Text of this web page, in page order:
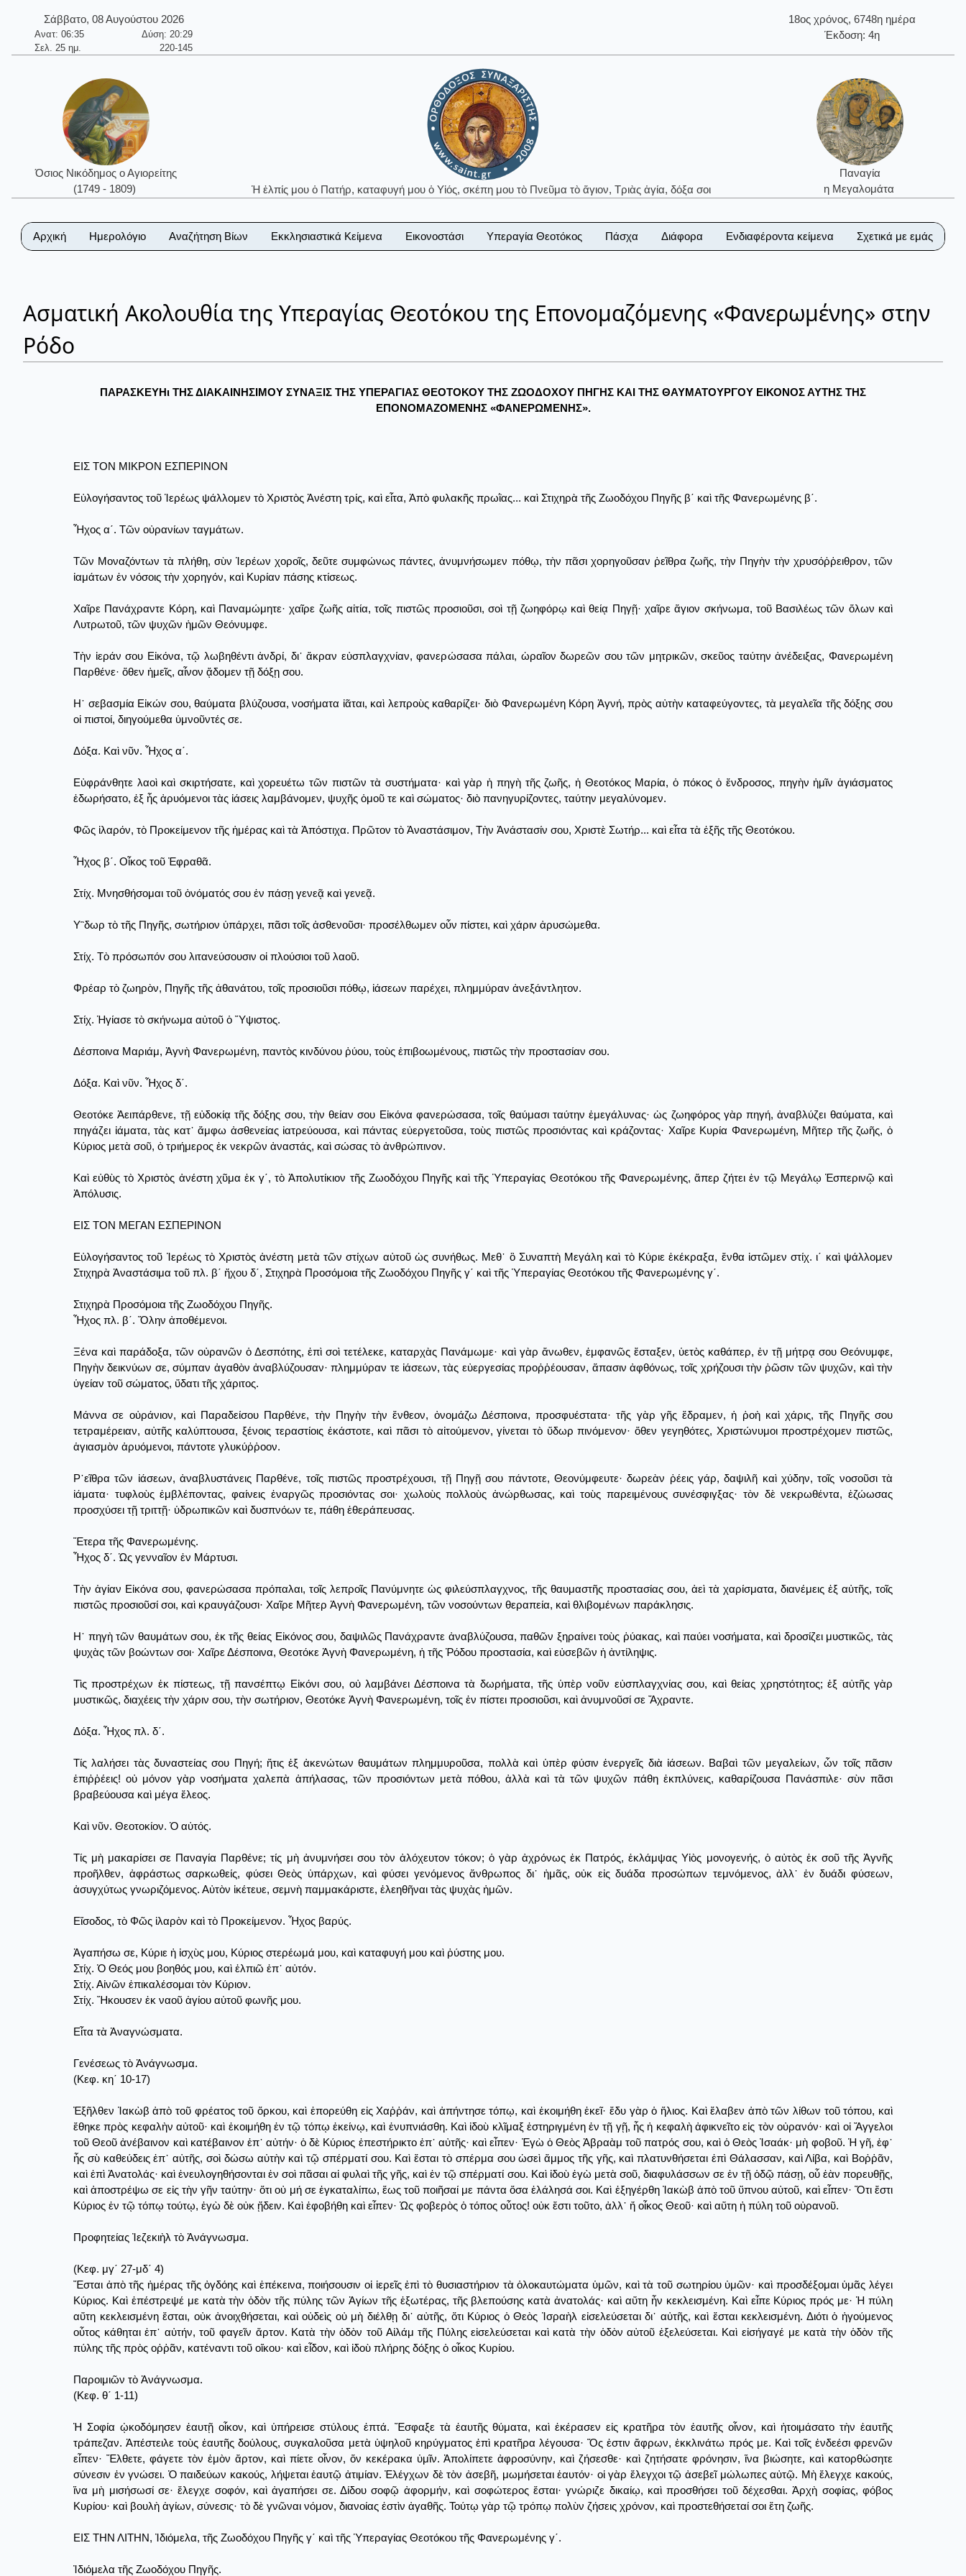
Σάββατο, 08 Αυγούστου 2026
Ανατ: 06:35
Δύση: 20:29
Σελ. 25 ημ.
220-145
18ος χρόνος, 6748η ημέρα
Έκδοση: 4η
Όσιος Νικόδημος ο Αγιορείτης
(1749 - 1809)
Ἡ ἐλπίς μου ὁ Πατήρ, καταφυγή μου ὁ Υἱός, σκέπη μου τὸ Πνεῦμα τὸ ἅγιον, Τριὰς ἁγία, δόξα σοι
Παναγία
η Μεγαλομάτα
Αρχική Ημερολόγιο Αναζήτηση Βίων Εκκλησιαστικά Κείμενα Εικονοστάσι Υπεραγία Θεοτόκος Πάσχα Διάφορα Ενδιαφέροντα κείμενα Σχετικά με εμάς
Ασματική Ακολουθία της Υπεραγίας Θεοτόκου της Επονομαζόμενης «Φανερωμένης» στην
Ρόδο
ΠΑΡΑΣΚΕΥΗι ΤΗΣ ΔΙΑΚΑΙΝΗΣΙΜΟΥ ΣΥΝΑΞΙΣ ΤΗΣ ΥΠΕΡΑΓΙΑΣ ΘΕΟΤΟΚΟΥ ΤΗΣ ΖΩΟΔΟΧΟΥ ΠΗΓΗΣ ΚΑΙ ΤΗΣ ΘΑΥΜΑΤΟΥΡΓΟΥ ΕΙΚΟΝΟΣ ΑΥΤΗΣ ΤΗΣ
ΕΠΟΝΟΜΑΖΟΜΕΝΗΣ «ΦΑΝΕΡΩΜΕΝΗΣ».
ΕΙΣ ΤΟΝ ΜΙΚΡΟΝ ΕΣΠΕΡΙΝΟΝ
Εὐλογήσαντος τοῦ Ἱερέως ψάλλομεν τὸ Χριστὸς Ἀνέστη τρίς, καὶ εἶτα, Ἀπὸ φυλακῆς πρωῒας... καὶ Στιχηρὰ τῆς Ζωοδόχου Πηγῆς β΄ καὶ τῆς Φανερωμένης β΄.
Ἦχος α΄. Τῶν οὐρανίων ταγμάτων.
Τῶν Μοναζόντων τὰ πλήθη, σὺν Ἱερέων χοροῖς, δεῦτε συμφώνως πάντες, ἀνυμνήσωμεν πόθῳ, τὴν πᾶσι χορηγοῦσαν ῥεῖθρα ζωῆς, τὴν Πηγὴν τὴν χρυσόῤῥειθρον, τῶν
ἰαμάτων ἐν νόσοις τὴν χορηγόν, καὶ Κυρίαν πάσης κτίσεως.
Χαῖρε Πανάχραντε Κόρη, καὶ Παναμώμητε· χαῖρε ζωῆς αἰτία, τοῖς πιστῶς προσιοῦσι, σοὶ τῇ ζωηφόρῳ καὶ θείᾳ Πηγῇ· χαῖρε ἅγιον σκήνωμα, τοῦ Βασιλέως τῶν ὅλων καὶ
Λυτρωτοῦ, τῶν ψυχῶν ἡμῶν Θεόνυμφε.
Τὴν ἱεράν σου Εἰκόνα, τῷ λωβηθέντι ἀνδρί, δι᾿ ἄκραν εὐσπλαγχνίαν, φανερώσασα πάλαι, ὡραῖον δωρεῶν σου τῶν μητρικῶν, σκεῦος ταύτην ἀνέδειξας, Φανερωμένη
Παρθένε· ὅθεν ἡμεῖς, αἶνον ᾄδομεν τῇ δόξῃ σου.
Η῾ σεβασμία Εἰκών σου, θαύματα βλύζουσα, νοσήματα ἰᾶται, καὶ λεπροὺς καθαρίζει· διὸ Φανερωμένη Κόρη Ἁγνή, πρὸς αὐτὴν καταφεύγοντες, τὰ μεγαλεῖα τῆς δόξης σου
οἱ πιστοί, διηγούμεθα ὑμνοῦντές σε.
Δόξα. Καὶ νῦν. Ἦχος α΄.
Εὐφράνθητε λαοὶ καὶ σκιρτήσατε, καὶ χορευέτω τῶν πιστῶν τὰ συστήματα· καὶ γὰρ ἡ πηγὴ τῆς ζωῆς, ἡ Θεοτόκος Μαρία, ὁ πόκος ὁ ἔνδροσος, πηγὴν ἡμῖν ἁγιάσματος
ἐδωρήσατο, ἐξ ἧς ἀρυόμενοι τὰς ἰάσεις λαμβάνομεν, ψυχῆς ὁμοῦ τε καὶ σώματος· διὸ πανηγυρίζοντες, ταύτην μεγαλύνομεν.
Φῶς ἱλαρόν, τὸ Προκείμενον τῆς ἡμέρας καὶ τὰ Ἀπόστιχα. Πρῶτον τὸ Ἀναστάσιμον, Τὴν Ἀνάστασίν σου, Χριστὲ Σωτήρ... καὶ εἶτα τὰ ἑξῆς τῆς Θεοτόκου.
Ἦχος β΄. Οἶκος τοῦ Ἐφραθᾶ.
Στίχ. Μνησθήσομαι τοῦ ὀνόματός σου ἐν πάσῃ γενεᾷ καὶ γενεᾷ.
Υ῝δωρ τὸ τῆς Πηγῆς, σωτήριον ὑπάρχει, πᾶσι τοῖς ἀσθενοῦσι· προσέλθωμεν οὖν πίστει, καὶ χάριν ἀρυσώμεθα.
Στίχ. Τὸ πρόσωπόν σου λιτανεύσουσιν οἱ πλούσιοι τοῦ λαοῦ.
Φρέαρ τὸ ζωηρὸν, Πηγῆς τῆς ἀθανάτου, τοῖς προσιοῦσι πόθῳ, ἰάσεων παρέχει, πλημμύραν ἀνεξάντλητον.
Στίχ. Ἡγίασε τὸ σκήνωμα αὐτοῦ ὁ Ὕψιστος.
Δέσποινα Μαριάμ, Ἁγνὴ Φανερωμένη, παντὸς κινδύνου ῥύου, τοὺς ἐπιβοωμένους, πιστῶς τὴν προστασίαν σου.
Δόξα. Καὶ νῦν. Ἦχος δ΄.
Θεοτόκε Ἀειπάρθενε, τῇ εὐδοκίᾳ τῆς δόξης σου, τὴν θείαν σου Εἰκόνα φανερώσασα, τοῖς θαύμασι ταύτην ἐμεγάλυνας· ὡς ζωηφόρος γὰρ πηγή, ἀναβλύζει θαύματα, καὶ
πηγάζει ἰάματα, τὰς κατ᾿ ἄμφω ἀσθενείας ἰατρεύουσα, καὶ πάντας εὐεργετοῦσα, τοὺς πιστῶς προσιόντας καὶ κράζοντας· Χαῖρε Κυρία Φανερωμένη, Μῆτερ τῆς ζωῆς, ὁ
Κύριος μετὰ σοῦ, ὀ τριήμερος ἐκ νεκρῶν ἀναστάς, καὶ σώσας τὸ ἀνθρώπινον.
Καὶ εὐθὺς τὸ Χριστὸς ἀνέστη χῦμα ἐκ γ΄, τὸ Ἀπολυτίκιον τῆς Ζωοδόχου Πηγῆς καὶ τῆς Ὑπεραγίας Θεοτόκου τῆς Φανερωμένης, ἅπερ ζήτει ἐν τῷ Μεγάλῳ Ἑσπερινῷ καὶ
Ἀπόλυσις.
ΕΙΣ ΤΟΝ ΜΕΓΑΝ ΕΣΠΕΡΙΝΟΝ
Εὐλογήσαντος τοῦ Ἱερέως τὸ Χριστὸς ἀνέστη μετὰ τῶν στίχων αὐτοῦ ὡς συνήθως. Μεθ᾿ ὃ Συναπτὴ Μεγάλη καὶ τὸ Κύριε ἐκέκραξα, ἔνθα ἱστῶμεν στίχ. ι΄ καὶ ψάλλομεν
Στιχηρὰ Ἀναστάσιμα τοῦ πλ. β΄ ἤχου δ΄, Στιχηρὰ Προσόμοια τῆς Ζωοδόχου Πηγῆς γ΄ καὶ τῆς Ὑπεραγίας Θεοτόκου τῆς Φανερωμένης γ΄.
Στιχηρὰ Προσόμοια τῆς Ζωοδόχου Πηγῆς.
Ἦχος πλ. β΄. Ὅλην ἀποθέμενοι.
Ξένα καὶ παράδοξα, τῶν οὐρανῶν ὁ Δεσπότης, ἐπὶ σοὶ τετέλεκε, καταρχὰς Πανάμωμε· καὶ γὰρ ἄνωθεν, ἐμφανῶς ἔσταξεν, ὑετὸς καθάπερ, ἐν τῇ μήτρᾳ σου Θεόνυμφε,
Πηγὴν δεικνύων σε, σύμπαν ἀγαθὸν ἀναβλύζουσαν· πλημμύραν τε ἰάσεων, τὰς εὐεργεσίας προῤῥέουσαν, ἅπασιν ἀφθόνως, τοῖς χρήζουσι τὴν ῥῶσιν τῶν ψυχῶν, καὶ τὴν
ὑγείαν τοῦ σώματος, ὕδατι τῆς χάριτος.
Μάννα σε οὐράνιον, καὶ Παραδείσου Παρθένε, τὴν Πηγὴν τὴν ἔνθεον, ὀνομάζω Δέσποινα, προσφυέστατα· τῆς γὰρ γῆς ἔδραμεν, ἡ ῥοὴ καὶ χάρις, τῆς Πηγῆς σου
τετραμέρειαν, αὐτῆς καλύπτουσα, ξένοις τεραστίοις ἑκάστοτε, καὶ πᾶσι τὸ αἰτούμενον, γίνεται τὸ ὕδωρ πινόμενον· ὅθεν γεγηθότες, Χριστώνυμοι προστρέχομεν πιστῶς,
ἁγιασμὸν ἀρυόμενοι, πάντοτε γλυκύῤῥοον.
Ρ῾εῖθρα τῶν ἰάσεων, ἀναβλυστάνεις Παρθένε, τοῖς πιστῶς προστρέχουσι, τῇ Πηγῇ σου πάντοτε, Θεονύμφευτε· δωρεὰν ῥέεις γάρ, δαψιλῆ καὶ χύδην, τοῖς νοσοῦσι τὰ
ἰάματα· τυφλοὺς ἐμβλέποντας, φαίνεις ἐναργῶς προσιόντας σοι· χωλοὺς πολλοὺς ἀνώρθωσας, καὶ τοὺς παρειμένους συνέσφιγξας· τὸν δὲ νεκρωθέντα, ἐζώωσας
προσχύσει τῇ τριττῇ· ὑδρωπικῶν καὶ δυσπνόων τε, πάθη ἐθεράπευσας.
Ἕτερα τῆς Φανερωμένης.
Ἦχος δ΄. Ὡς γενναῖον ἐν Μάρτυσι.
Τὴν ἁγίαν Εἰκόνα σου, φανερώσασα πρόπαλαι, τοῖς λεπροῖς Πανύμνητε ὡς φιλεύσπλαγχνος, τῆς θαυμαστῆς προστασίας σου, ἀεὶ τὰ χαρίσματα, διανέμεις ἐξ αὐτῆς, τοῖς
πιστῶς προσιοῦσί σοι, καὶ κραυγάζουσι· Χαῖρε Μῆτερ Ἁγνὴ Φανερωμένη, τῶν νοσούντων θεραπεία, καὶ θλιβομένων παράκλησις.
Η῾ πηγὴ τῶν θαυμάτων σου, ἐκ τῆς θείας Εἰκόνος σου, δαψιλῶς Πανάχραντε ἀναβλύζουσα, παθῶν ξηραίνει τοὺς ῥύακας, καὶ παύει νοσήματα, καὶ δροσίζει μυστικῶς, τὰς
ψυχὰς τῶν βοώντων σοι· Χαῖρε Δέσποινα, Θεοτόκε Ἁγνὴ Φανερωμένη, ἡ τῆς Ῥόδου προστασία, καὶ εὐσεβῶν ἡ ἀντίληψις.
Τὶς προστρέχων ἐκ πίστεως, τῇ πανσέπτῳ Εἰκόνι σου, οὐ λαμβάνει Δέσποινα τὰ δωρήματα, τῆς ὑπὲρ νοῦν εὐσπλαγχνίας σου, καὶ θείας χρηστότητος; ἐξ αὐτῆς γὰρ
μυστικῶς, διαχέεις τὴν χάριν σου, τὴν σωτήριον, Θεοτόκε Ἁγνὴ Φανερωμένη, τοῖς ἐν πίστει προσιοῦσι, καὶ ἀνυμνοῦσί σε Ἄχραντε.
Δόξα. Ἦχος πλ. δ΄.
Τίς λαλήσει τὰς δυναστείας σου Πηγή; ἥτις ἐξ ἀκενώτων θαυμάτων πλημμυροῦσα, πολλὰ καὶ ὑπὲρ φύσιν ἐνεργεῖς διὰ ἰάσεων. Βαβαὶ τῶν μεγαλείων, ὧν τοῖς πᾶσιν
ἐπιῤῥέεις! οὐ μόνον γὰρ νοσήματα χαλεπὰ ἀπήλασας, τῶν προσιόντων μετὰ πόθου, ἀλλὰ καὶ τὰ τῶν ψυχῶν πάθη ἐκπλύνεις, καθαρίζουσα Πανάσπιλε· σὺν πᾶσι
βραβεύουσα καὶ μέγα ἔλεος.
Καὶ νῦν. Θεοτοκίον. Ὁ αὐτός.
Τίς μὴ μακαρίσει σε Παναγία Παρθένε; τίς μὴ ἀνυμνήσει σου τὸν ἀλόχευτον τόκον; ὁ γὰρ ἀχρόνως ἐκ Πατρός, ἐκλάμψας Υἱὸς μονογενής, ὁ αὐτὸς ἐκ σοῦ τῆς Ἁγνῆς
προῆλθεν, ἀφράστως σαρκωθείς, φύσει Θεὸς ὑπάρχων, καὶ φύσει γενόμενος ἄνθρωπος δι᾿ ἡμᾶς, οὐκ εἰς δυάδα προσώπων τεμνόμενος, ἀλλ᾿ ἐν δυάδι φύσεων,
ἀσυγχύτως γνωριζόμενος. Αὐτὸν ἱκέτευε, σεμνὴ παμμακάριστε, ἐλεηθῆναι τὰς ψυχὰς ἡμῶν.
Εἴσοδος, τὸ Φῶς ἱλαρὸν καὶ τὸ Προκείμενον. Ἦχος βαρύς.
Ἀγαπήσω σε, Κύριε ἡ ἰσχὺς μου, Κύριος στερέωμά μου, καὶ καταφυγή μου καὶ ῥύστης μου.
Στίχ. Ὁ Θεός μου βοηθός μου, καὶ ἐλπιῶ ἐπ᾿ αὐτόν.
Στίχ. Αἰνῶν ἐπικαλέσομαι τὸν Κύριον.
Στίχ. Ἤκουσεν ἐκ ναοῦ ἁγίου αὑτοῦ φωνῆς μου.
Εἶτα τὰ Ἀναγνώσματα.
Γενέσεως τὸ Ἀνάγνωσμα.
(Κεφ. κη΄ 10-17)
Ἐξῆλθεν Ἰακὼβ ἀπὸ τοῦ φρέατος τοῦ ὅρκου, καὶ ἐπορεύθη εἰς Χαῤῥάν, καὶ ἀπήντησε τόπῳ, καὶ ἐκοιμήθη ἐκεῖ· ἔδυ γὰρ ὁ ἥλιος. Καὶ ἔλαβεν ἀπὸ τῶν λίθων τοῦ τόπου, καὶ
ἔθηκε πρὸς κεφαλὴν αὐτοῦ· καὶ ἐκοιμήθη ἐν τῷ τόπῳ ἐκείνῳ, καὶ ἐνυπνιάσθη. Καὶ ἰδοὺ κλῖμαξ ἐστηριγμένη ἐν τῇ γῇ, ἧς ἡ κεφαλὴ ἀφικνεῖτο εἰς τὸν οὐρανόν· καὶ οἱ Ἄγγελοι
τοῦ Θεοῦ ἀνέβαινον καὶ κατέβαινον ἐπ᾿ αὐτήν· ὁ δὲ Κύριος ἐπεστήρικτο ἐπ᾿ αὐτῆς· καὶ εἶπεν· Ἐγὼ ὁ Θεὸς Ἀβραὰμ τοῦ πατρός σου, καὶ ὁ Θεὸς Ἰσαάκ· μὴ φοβοῦ. Ἡ γῆ, ἐφ᾿
ἧς σὺ καθεύδεις ἐπ᾿ αὐτῆς, σοὶ δώσω αὐτὴν καὶ τῷ σπέρματί σου. Καὶ ἔσται τὸ σπέρμα σου ὡσεὶ ἄμμος τῆς γῆς, καὶ πλατυνθήσεται ἐπὶ Θάλασσαν, καὶ Λίβα, καὶ Βοῤῥᾶν,
καὶ ἐπὶ Ἀνατολάς· καὶ ἐνευλογηθήσονται ἐν σοὶ πᾶσαι αἱ φυλαὶ τῆς γῆς, καὶ ἐν τῷ σπέρματί σου. Καὶ ἰδοὺ ἐγὼ μετὰ σοῦ, διαφυλάσσων σε ἐν τῇ ὁδῷ πάσῃ, οὗ ἐὰν πορευθῇς,
καὶ ἀποστρέψω σε εἰς τὴν γῆν ταύτην· ὅτι οὐ μή σε ἐγκαταλίπω, ἕως τοῦ ποιῆσαί με πάντα ὅσα ἐλάλησά σοι. Καὶ ἐξηγέρθη Ἰακὼβ ἀπὸ τοῦ ὕπνου αὐτοῦ, καὶ εἶπεν· Ὅτι ἔστι
Κύριος ἐν τῷ τόπῳ τούτῳ, ἐγὼ δὲ οὐκ ᾔδειν. Καὶ ἐφοβήθη καὶ εἶπεν· Ὡς φοβερὸς ὁ τόπος οὗτος! οὐκ ἔστι τοῦτο, ἀλλ᾿ ἤ οἶκος Θεοῦ· καὶ αὕτη ἡ πύλη τοῦ οὐρανοῦ.
Προφητείας Ἰεζεκιὴλ τὸ Ἀνάγνωσμα.
(Κεφ. μγ΄ 27-μδ΄ 4)
Ἔσται ἀπὸ τῆς ἡμέρας τῆς ὀγδόης καὶ ἐπέκεινα, ποιήσουσιν οἱ ἱερεῖς ἐπὶ τὸ θυσιαστήριον τὰ ὁλοκαυτώματα ὑμῶν, καὶ τὰ τοῦ σωτηρίου ὑμῶν· καὶ προσδέξομαι ὑμᾶς λέγει
Κύριος. Καὶ ἐπέστρεψέ με κατὰ τὴν ὁδὸν τῆς πύλης τῶν Ἁγίων τῆς ἐξωτέρας, τῆς βλεπούσης κατὰ ἀνατολάς· καὶ αὕτη ἦν κεκλεισμένη. Καὶ εἶπε Κύριος πρός με· Ἡ πύλη
αὕτη κεκλεισμένη ἔσται, οὐκ ἀνοιχθήσεται, καὶ οὐδεὶς οὐ μὴ διέλθῃ δι᾿ αὐτῆς, ὅτι Κύριος ὁ Θεὸς Ἰσραὴλ εἰσελεύσεται δι᾿ αὐτῆς, καὶ ἔσται κεκλεισμένη. Διότι ὁ ἡγούμενος
οὗτος κάθηται ἐπ᾿ αὐτήν, τοῦ φαγεῖν ἄρτον. Κατὰ τὴν ὁδὸν τοῦ Αἰλάμ τῆς Πύλης εἰσελεύσεται καὶ κατὰ τὴν ὁδὸν αὐτοῦ ἐξελεύσεται. Καὶ εἰσήγαγέ με κατὰ τὴν ὁδὸν τῆς
πύλης τῆς πρὸς οῤῥᾶν, κατέναντι τοῦ οἴκου· καὶ εἶδον, καὶ ἰδοὺ πλήρης δόξης ὁ οἶκος Κυρίου.
Παροιμιῶν τὸ Ἀνάγνωσμα.
(Κεφ. θ΄ 1-11)
Ἡ Σοφία ᾠκοδόμησεν ἑαυτῇ οἶκον, καὶ ὑπήρεισε στύλους ἑπτά. Ἔσφαξε τὰ ἑαυτῆς θύματα, καὶ ἐκέρασεν εἰς κρατῆρα τὸν ἑαυτῆς οἶνον, καὶ ἡτοιμάσατο τὴν ἑαυτῆς
τράπεζαν. Ἀπέστειλε τοὺς ἑαυτῆς δούλους, συγκαλοῦσα μετὰ ὑψηλοῦ κηρύγματος ἐπὶ κρατῆρα λέγουσα· Ὅς ἐστιν ἄφρων, ἐκκλινάτω πρός με. Καὶ τοῖς ἐνδεέσι φρενῶν
εἶπεν· Ἔλθετε, φάγετε τὸν ἐμὸν ἄρτον, καὶ πίετε οἶνον, ὅν κεκέρακα ὑμῖν. Ἀπολίπετε ἀφροσύνην, καὶ ζήσεσθε· καὶ ζητήσατε φρόνησιν, ἵνα βιώσητε, καὶ κατορθώσητε
σύνεσιν ἐν γνώσει. Ὁ παιδεύων κακούς, λήψεται ἑαυτῷ ἀτιμίαν. Ἐλέγχων δὲ τὸν ἀσεβῆ, μωμήσεται ἑαυτόν· οἱ γὰρ ἔλεγχοι τῷ ἀσεβεῖ μώλωπες αὐτῷ. Μὴ ἔλεγχε κακούς,
ἵνα μὴ μισήσωσί σε· ἔλεγχε σοφόν, καὶ ἀγαπήσει σε. Δίδου σοφῷ ἀφορμήν, καὶ σοφώτερος ἔσται· γνώριζε δικαίῳ, καὶ προσθήσει τοῦ δέχεσθαι. Ἀρχὴ σοφίας, φόβος
Κυρίου· καὶ βουλὴ ἁγίων, σύνεσις· τὸ δὲ γνῶναι νόμον, διανοίας ἐστὶν ἀγαθῆς. Τούτῳ γὰρ τῷ τρόπῳ πολὺν ζήσεις χρόνον, καὶ προστεθήσεταί σοι ἔτη ζωῆς.
ΕΙΣ ΤΗΝ ΛΙΤΗΝ, Ἰδιόμελα, τῆς Ζωοδόχου Πηγῆς γ΄ καὶ τῆς Ὑπεραγίας Θεοτόκου τῆς Φανερωμένης γ΄.
Ἰδιόμελα τῆς Ζωοδόχου Πηγῆς.